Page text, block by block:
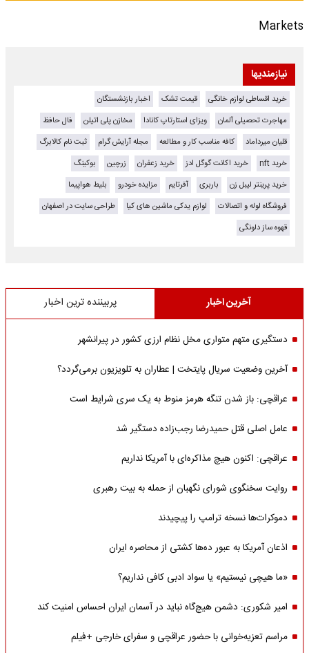
Markets
نیازمندیها
خرید اقساطی لوازم خانگی قیمت تشک
اخبار بازنشستگان
مهاجرت تحصیلی آلمان
ویزای استارتاپ کانادا مخازن پلی اتیلن
فال حافظ
قلیان میرداماد
کافه مناسب کار و مطالعه مجله آرایش گرام
ثبت نام کالابرگ
خرید nft
خرید اکانت گوگل ادز خرید زعفران زرچین
بوکینگ
خرید پرینتر لیبل زن
باربری آفرتایم مزایده خودرو
بلیط هواپیما
فروشگاه لوله و اتصالات
لوازم یدکی ماشین های کیا
طراحی سایت در اصفهان
قهوه ساز دلونگی
آخرین اخبار پربیننده ترین اخبار
دستگیری متهم متواری مخل نظام ارزی کشور در پیرانشهر
آخرین وضعیت سریال پایتخت | عطاران به تلویزیون برمی‌گردد؟
عراقچی: باز شدن تنگه هرمز منوط به یک سری شرایط است
عامل اصلی قتل حمیدرضا رجب‌زاده دستگیر شد
عراقچی: اکنون هیچ مذاکره‌ای با آمریکا نداریم
روایت سخنگوی شورای نگهبان از حمله به بیت رهبری
دموکرات‌ها نسخه ترامپ را پیچیدند
اذعان آمریکا به عبور ده‌ها کشتی از محاصره ایران
«ما هیچی نیستیم» یا سواد ادبی کافی نداریم؟
امیر شکوری: دشمن هیچ‌گاه نباید در آسمان ایران احساس امنیت کند
مراسم تعزیه‌خوانی با حضور عراقچی و سفرای خارجی +فیلم